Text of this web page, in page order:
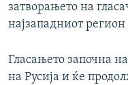
затворањето на
најзападниот
Гласањето започна
на Русија и ќе